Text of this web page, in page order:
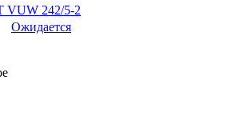
VUW 242/5-2
Ожидается